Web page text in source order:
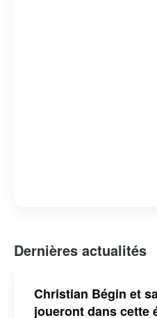
Dernières actualités
Christian Bégin et
joueront dans cette